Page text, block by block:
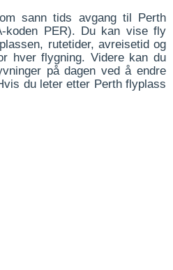
sann tids avgang til Perth
koden PER). Du kan vise fly
rutetider, avreisetid og
hver flygning. Videre kan du
på dagen ved å endre
du leter etter Perth flyplass